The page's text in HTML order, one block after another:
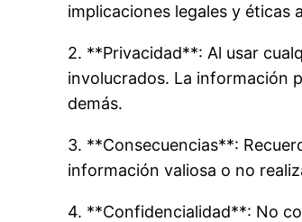
implicaciones legales y éticas
2. **Privacidad**: Al usar
involucrados. La información
demás.
3. **Consecuencias**:
información valiosa o no
4. **Confidencialidad**: No